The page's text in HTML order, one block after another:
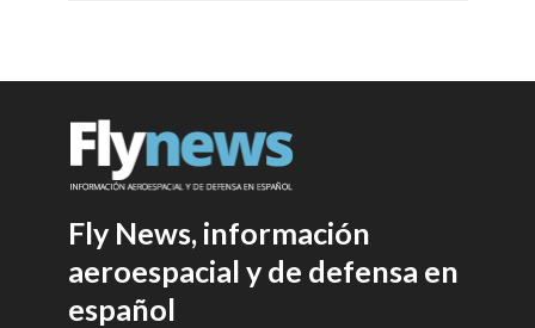
Fly News, información
aeroespacial y de defensa en
español